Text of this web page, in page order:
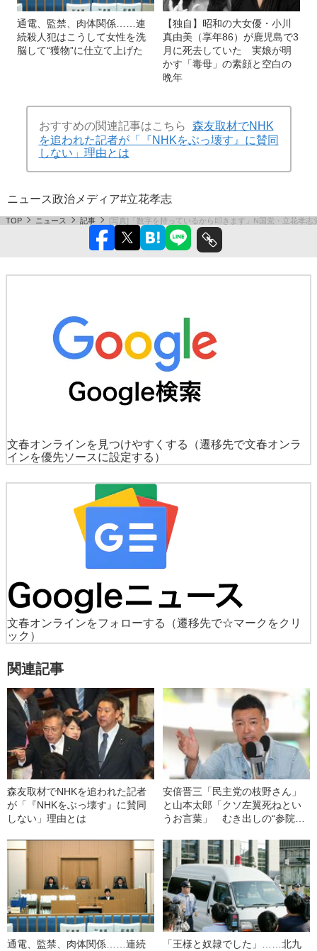
通電、監禁、肉体関係……連
続殺人犯はこうして女性を洗
脳して“獲物”に仕立て上げた
【独自】昭和の大女優・小川
真由美（享年86）が鹿児島で3
月に死去していた 実娘が明
かす「毒母」の素顔と空白の
晩年
おすすめの関連記事はこちら
森友取材でNHK
を追われた記者が「『NHKをぶっ壊す』に賛同
しない」理由とは
ニュース政治 メディア#立花孝志
TOP ニュース 記事 [写真]「数字を持っているから叩きます」N国党・立花孝志
文春オンラインを見つけやすくする
（遷移先で文春オンラ
インを優先ソースに設定する）
文春オンラインをフォローする
（遷移先で☆マークをクリ
ック）
関連記事
森友取材でNHKを追われた記者
が「『NHKをぶっ壊す』に賛同
しない」理由とは
安倍晋三「民主党の枝野さん」
と山本太郎「クソ左翼死ねとい
うお言葉」 むき出しの“参院選
通電、監禁、肉体関係……連続
「王様と奴隷でした」……北九